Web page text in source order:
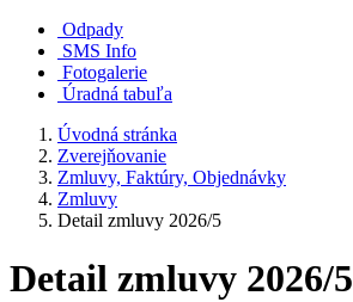
Odpady
SMS Info
Fotogalerie
Úradná tabuľa
Úvodná stránka
Zverejňovanie
Zmluvy, Faktúry, Objednávky
Zmluvy
Detail zmluvy 2026/5
Detail zmluvy 2026/5